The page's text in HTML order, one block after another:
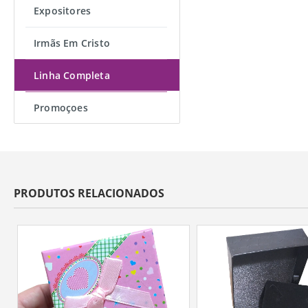
Expositores
Irmãs Em Cristo
Linha Completa
Promoçoes
PRODUTOS RELACIONADOS